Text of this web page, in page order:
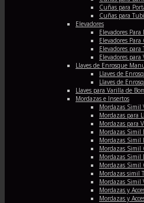
Cuñas para
Cuñas para
Elevadores
Elevadores
Elevadores Para
Elevadores para
Elevadores para
Llaves de Enrosque
Llaves de
Llaves de
Llaves para Varilla de
Mordazas e Insertos
Mordazas Simil
Mordazas para
Mordazas para
Mordazas Simil
Mordazas Simil
Mordazas Simil
Mordazas Simil
Mordazas Simil
Mordazas simil
Mordazas Simil
Mordazas y
Mordazas y